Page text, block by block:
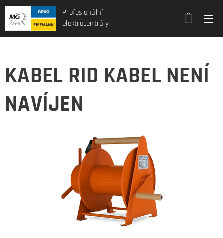
Profesionální
elektrocentrály
KABEL RID KABEL NENÍ
NAVÍJEN